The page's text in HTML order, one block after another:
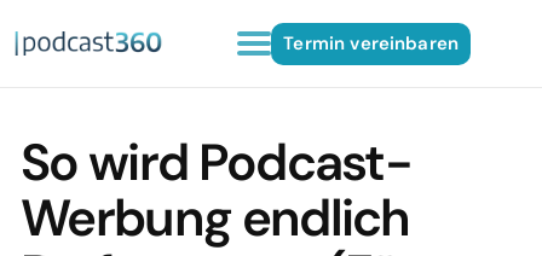
Termin vereinbaren
So wird Podcast-
Werbung endlich